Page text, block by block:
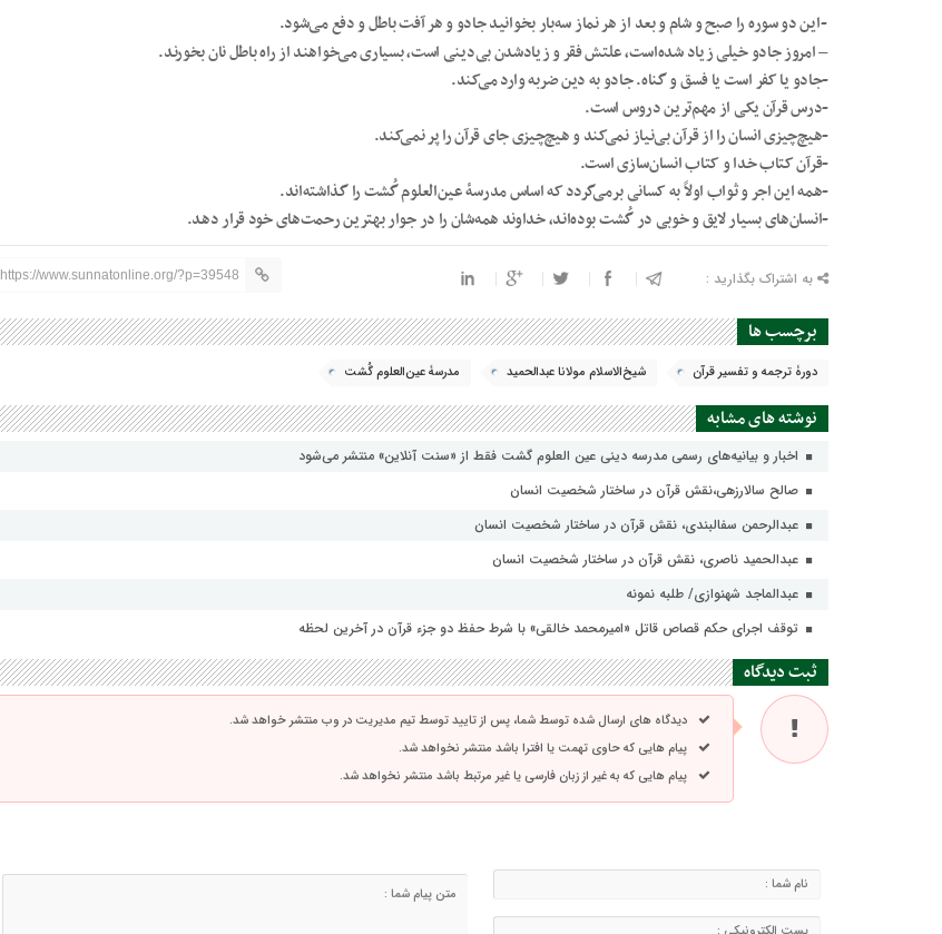
-این دو سوره را صبح و شام و بعد از هر نماز سه‌بار بخوانید جادو و هر آفت باطل و دفع می‌شود.
– امروز جادو خیلی زیاد شده‌است، علتش فقر و زیادشدن بی‌دینی است، بسیاری می‌خواهند از راه باطل نان بخورند.
-جادو یا کفر است یا فسق و گناه. جادو به دین ضربه وارد می‌کند.
-درس قرآن یکی از مهم‌ترین دروس است.
-هیچ‌چیزی انسان را از قرآن بی‌نیاز نمی‌کند و هیچ‌چیزی جای قرآن را پر نمی‌کند.
-قرآن کتاب خدا و کتاب انسان‌سازی است.
-همه این اجر و ثواب اولاً به کسانی برمی‌گردد که اساس مدرسۀ عین‌العلوم گُشت را گذاشته‌اند.
-انسان‌های بسیار لایق و خوبی در گُشت بوده‌اند، خداوند همه‌شان را در جوار بهترین رحمت‌های خود قرار دهد.
به اشتراک بگذارید : https://www.sunnatonline.org/?p=39548
برچسب ها
دورۀ ترجمه و تفسیر قرآن شیخ‌الاسلام مولانا عبدالحمید مدرسۀ عین‌العلوم گُشت
نوشته های مشابه
اخبار و بیانیه‌های رسمی مدرسه دینی عین العلوم گشت فقط از «سنت آنلاین» منتشر می‌شود
صالح سالارزهی،‌نقش قرآن در ساختار شخصیت انسان
عبدالرحمن سفالبندی، نقش قرآن در ساختار شخصیت انسان
عبدالحمید ناصری، نقش قرآن در ساختار شخصیت انسان
عبدالماجد شهنوازی/ طلبه نمونه
توقف اجرای حکم قصاص قاتل «امیرمحمد خالقی» با شرط حفظ دو جزء قرآن در آخرین لحظه
ثبت دیدگاه
دیدگاه های ارسال شده توسط شما، پس از تایید توسط تیم مدیریت در وب منتشر خواهد شد.
پیام هایی که حاوی تهمت یا افترا باشد منتشر نخواهد شد.
پیام هایی که به غیر از زبان فارسی یا غیر مرتبط باشد منتشر نخواهد شد.